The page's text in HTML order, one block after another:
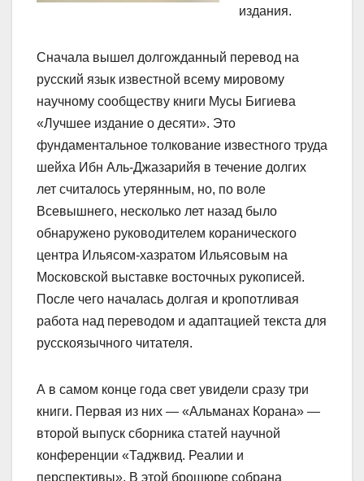
издания.
Сначала вышел долгожданный перевод на
русский язык известной всему мировому
научному сообществу книги Мусы Бигиева
«Лучшее издание о десяти». Это
фундаментальное толкование известного труда
шейха Ибн Аль-Джазарийя в течение долгих
лет считалось утерянным, но, по воле
Всевышнего, несколько лет назад было
обнаружено руководителем коранического
центра Ильясом-хазратом Ильясовым на
Московской выставке восточных рукописей.
После чего началась долгая и кропотливая
работа над переводом и адаптацией текста для
русскоязычного читателя.
А в самом конце года свет увидели сразу три
книги. Первая из них — «Альманах Корана» —
второй выпуск сборника статей научной
конференции «Таджвид. Реалии и
перспективы». В этой брошюре собрана